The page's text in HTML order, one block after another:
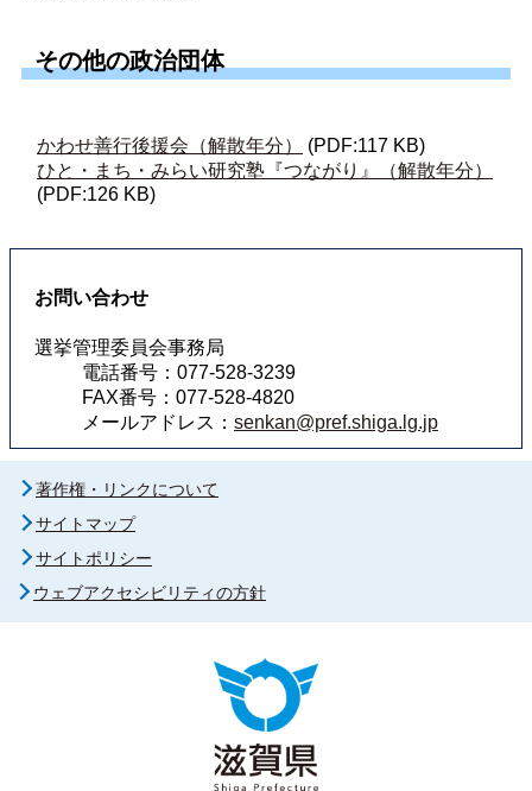
その他の政治団体
かわせ善行後援会（解散年分）
(PDF:117 KB)
ひと・まち・みらい研究塾『つながり』（解散年分）
(PDF:126 KB)
お問い合わせ
選挙管理委員会事務局
電話番号：077-528-3239
FAX番号：077-528-4820
メールアドレス： senkan@pref.shiga.lg.jp
著作権・リンクについて
サイトマップ
サイトポリシー
ウェブアクセシビリティの方針